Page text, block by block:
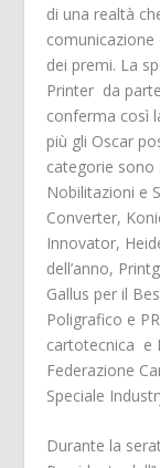
di una realtà
comunicazione
dei premi. La
Printer da
conferma così
più gli Oscar
categorie sono
Nobilitazioni e
Converter,
Innovator,
dell’anno,
Gallus per il
Poligrafico e
cartotecnica e
Federazione
Speciale
Durante la